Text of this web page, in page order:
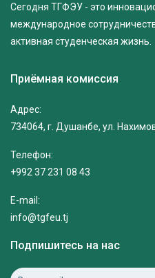
Сегодня ТГФЭУ - это
международное
активная студенческая жизнь.
Приёмная комиссия
Адрес:
734064, г. Душанбе, ул.
Телефон:
+992 37 231 08 43
E-mail:
info@tgfeu.tj
Подпишитесь на нас